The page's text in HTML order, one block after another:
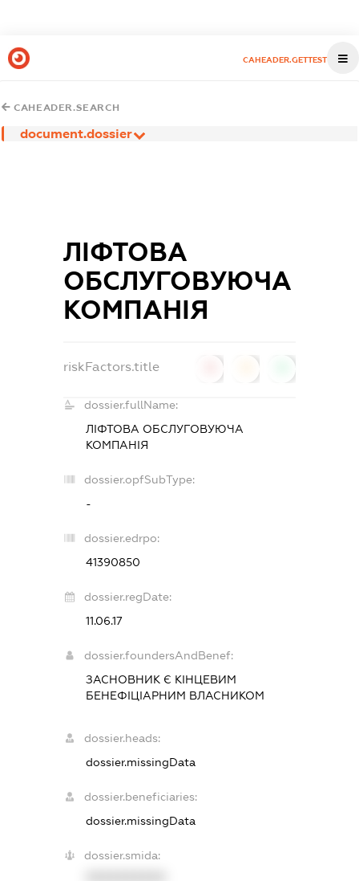
CAHEADER.GETTEST
CAHEADER.SEARCH
document.dossier
ЛІФТОВА
ОБСЛУГОВУЮЧА
КОМПАНІЯ
riskFactors.title
dossier.fullName:
ЛІФТОВА ОБСЛУГОВУЮЧА
КОМПАНІЯ
dossier.opfSubType:
-
dossier.edrpo:
41390850
dossier.regDate:
11.06.17
dossier.foundersAndBenef:
ЗАСНОВНИК Є КІНЦЕВИМ
БЕНЕФІЦІАРНИМ ВЛАСНИКОМ
dossier.heads:
dossier.missingData
dossier.beneficiaries:
dossier.missingData
dossier.smida: